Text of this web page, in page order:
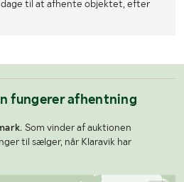
dage til at afhente objektet, efter
fungerer afhentning
Som vinder af auktionen
til sælger, når Klaravik har